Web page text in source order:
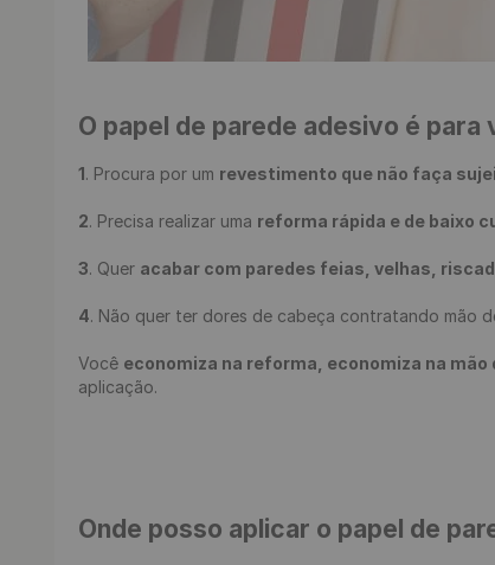
O papel de parede adesivo é para
1. Procura por um revestimento que não faça
2. Precisa realizar uma reforma rápida e de baixo
3. Quer acabar com paredes feias, velhas,
4. Não quer ter dores de cabeça contratando mão
Você economiza na reforma, economiza na
Onde posso aplicar o papel de